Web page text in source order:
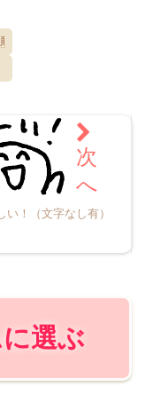
い！（文字なし有）
選ぶ